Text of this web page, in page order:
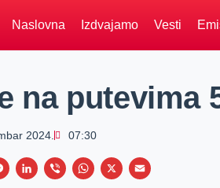
Naslovna Izdvajamo Vesti
na putevima
2024. 07:30
M
L
V
W
X